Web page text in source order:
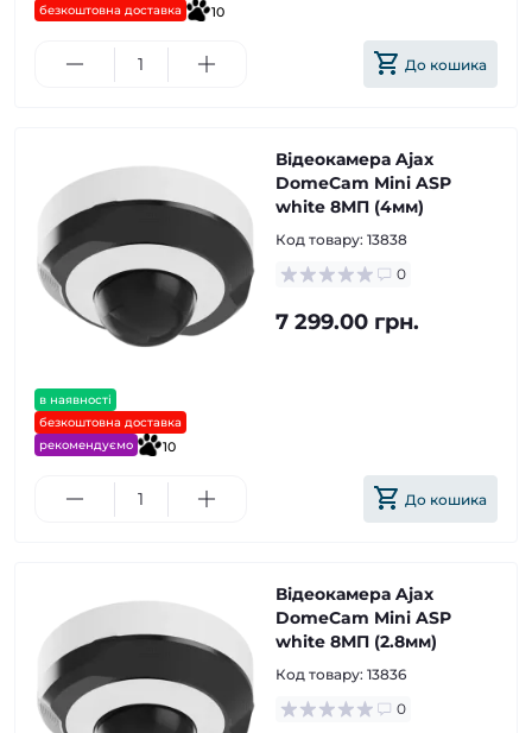
безкоштовна доставка
10
До кошика
в наявності
безкоштовна доставка
рекомендуємо
10
Відеокамера Ajax
DomeCam Mini ASP
white 8МП (4мм)
Код товару: 13838
0
7 299.00 грн.
До кошика
Відеокамера Ajax
DomeCam Mini ASP
white 8МП (2.8мм)
Код товару: 13836
0